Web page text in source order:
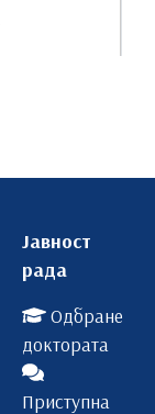
Јавност
рада
Одбране
доктората
Приступна